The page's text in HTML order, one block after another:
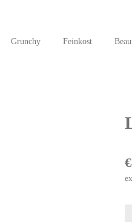
Grunchy Feinkost